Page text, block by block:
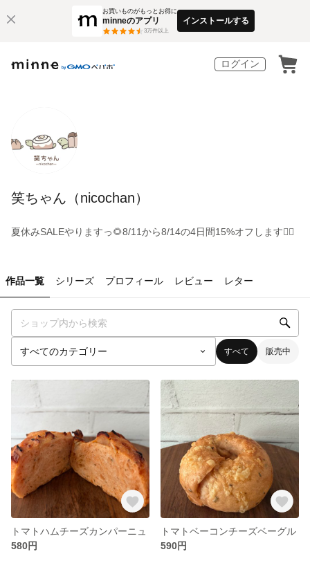
お買いものがもっとお得に
minneのアプリ
3万件以上
インストールする
ログイン
笑ちゃん（nicochan）
夏休みSALEやりますっ🌻8/11から8/14の4日間15%オフします🙇‍♀️
作品一覧 シリーズ プロフィール レビュー レター
すべて 販売中
トマトハムチーズカンパーニュ
580円
トマトベーコンチーズベーグル
590円